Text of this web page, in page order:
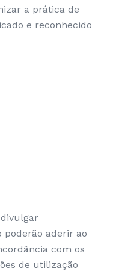
a prática de
e reconhecido
aderir ao
com os
de utilização